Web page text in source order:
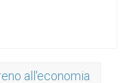
all'economia